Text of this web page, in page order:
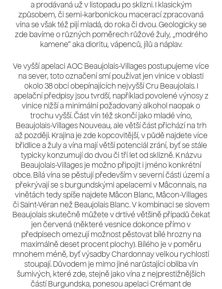
a prodávaná už v listopadu po sklizni. I klasickým
způsobem, či semi-karbonickou macerací zpracovaná
vína se však též pijí mladá, do roka či dvou. Geologicky se
zde bavíme o různých poměrech růžové žuly, „modrého
kamene“ aka dioritu, vápenců, jílů a náplav.
Ve vyšší apelaci AOC Beaujolais-Villages postupujeme více
na sever, toto označení smí používat jen vinice v oblasti
okolo 38 obcí obepínajících nejvyšší Cru Beaujolais. I
apelační předpisy jsou tvrdší, například povolené výnosy z
vinice nižší a minimální požadovaný alkohol naopak o
trochu vyšší. Část vín též skončí jako mladé víno,
Beaujolais-Villages Nouveau, ale větší část přichází na trh
až později. Krajina je zde kopcovitější, v půdě najdete více
břidlice a žuly a vína mají větší potenciál zrání, byť se stále
typicky konzumují do dvou či tří let od sklizně. K názvu
Beaujolais-Villages je možno připojit i jméno konkrétní
obce. Bílá vína se pěstují především v severní části území a
překrývají se s burgundskými apelacemi v Mâconnais, na
vinětách tedy spíše najdete Mâcon Blanc, Mâcon-Villages
či Saint-Véran než Beaujolais Blanc. V kombinaci se slovem
Beaujolais skutečně můžete v drtivé většině případů čekat
jen červená (některé vesnice dokonce přímo v
předpisech omezují možnost pěstovat bílé hrozny na
maximálně deset procent plochy). Bílého je v poměru
mnohem méně, byť výsadby Chardonnay velkou rychlostí
stoupají. Důvodem je mimo jiné narůstající obliba vín
šumivých, které zde, stejně jako vína z nejprestižnějších
částí Burgundska, ponesou apelaci Crémant de